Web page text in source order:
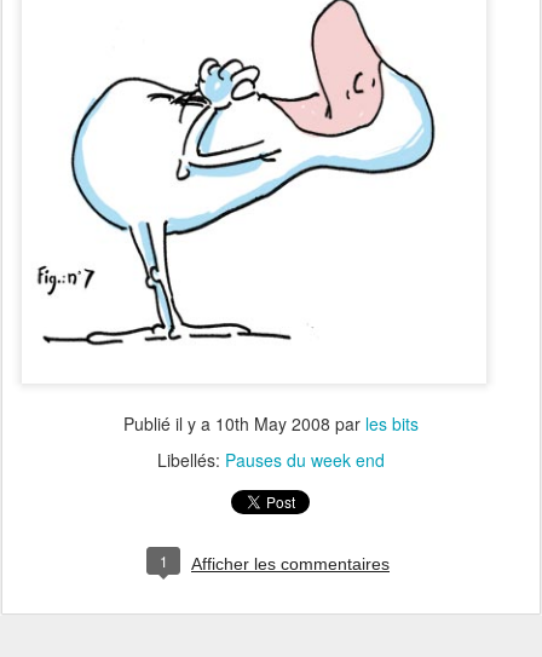
Publié il y a 10th May 2008 par les bits
Libellés: Pauses du week end
1 Afficher les commentaires